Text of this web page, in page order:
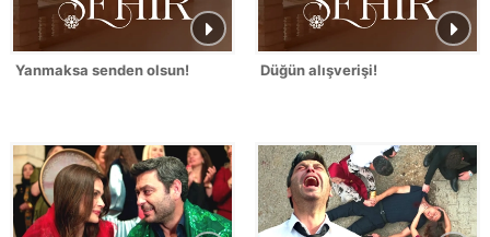
Yanmaksa senden olsun! Düğün alışverişi!